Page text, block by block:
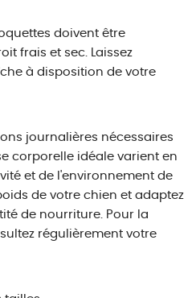
doivent être
frais et sec. Laissez
à disposition de votre
journalières nécessaires
corporelle idéale varient en
et de l'environnement de
de votre chien et adaptez
de nourriture. Pour la
régulièrement votre